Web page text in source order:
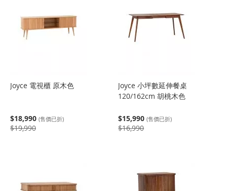
Joyce 電視櫃 原木色
$18,990 (售價已折)
$19,990
Joyce 小坪數延伸餐桌
120/162cm 胡桃木色
$15,990 (售價已折)
$16,990